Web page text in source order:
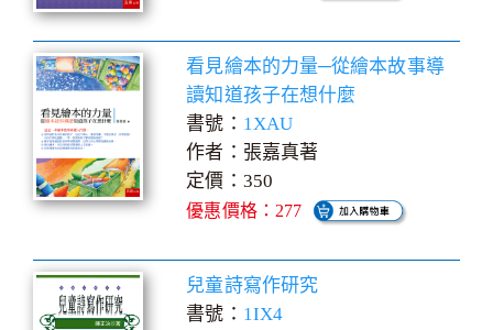
看見繪本的力量─從繪本故事導
讀知道孩子在想什麼
書號： 1XAU
作者：張嘉真著
定價：350
優惠價格：277
兒童詩寫作研究
書號： 1IX4